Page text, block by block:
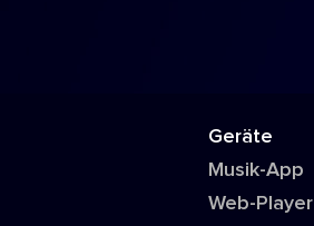
Geräte
Musik-App
Web-Player